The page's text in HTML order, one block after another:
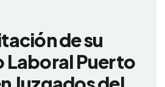
de su
Laboral Puerto